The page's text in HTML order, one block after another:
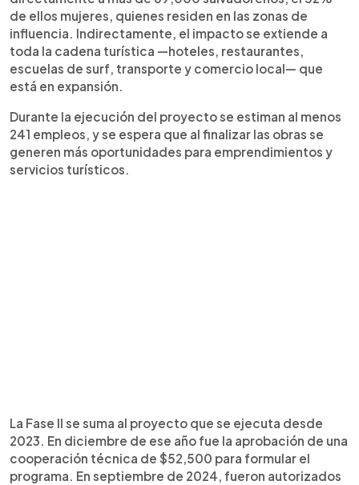
de ellos mujeres, quienes residen en las zonas de
influencia. Indirectamente, el impacto se extiende a
toda la cadena turística —hoteles, restaurantes,
escuelas de surf, transporte y comercio local— que
está en expansión.
Durante la ejecución del proyecto se estiman al menos
241 empleos, y se espera que al finalizar las obras se
generen más oportunidades para emprendimientos y
servicios turísticos.
La Fase II se suma al proyecto que se ejecuta desde
2023. En diciembre de ese año fue la aprobación de una
cooperación técnica de $52,500 para formular el
programa. En septiembre de 2024, fueron autorizados